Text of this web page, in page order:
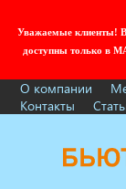
Уважаемые клиенты! В
доступны только в
О компании
Контакты